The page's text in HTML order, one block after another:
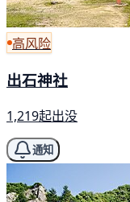
高风险
出石神社
1,219起出没
通知